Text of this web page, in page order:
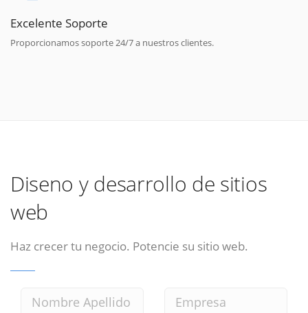
Excelente Soporte
Proporcionamos soporte 24/7 a nuestros clientes.
Diseno y desarrollo de sitios
web
Haz crecer tu negocio. Potencie su sitio web.